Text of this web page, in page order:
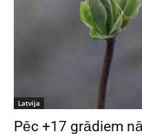
Latvija
Pēc +17 grādiem